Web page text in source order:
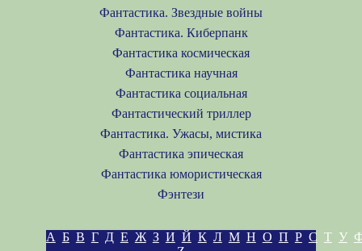
Фантастика. Звездные войны
Фантастика. Киберпанк
Фантастика космическая
Фантастика научная
Фантастика социальная
Фантастический триллер
Фантастика. Ужасы, мистика
Фантастика эпическая
Фантастика юмористическая
Фэнтези
А Б В Г Д Е Ж З И Й К Л М Н О П Р С Т У